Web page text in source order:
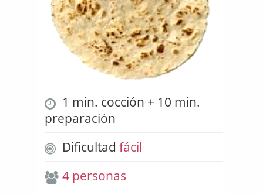
1 min. cocción + 10 min.
preparación
Dificultad fácil
4 personas